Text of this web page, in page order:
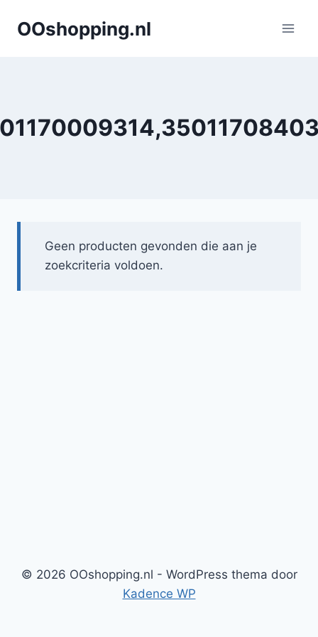
naarOOshopping.nl
Geen producten gevonden die aan je
zoekcriteria voldoen.
© 2026 OOshopping.nl - WordPress thema door
Kadence WP